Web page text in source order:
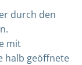
durch den
mit
halb geöffnete